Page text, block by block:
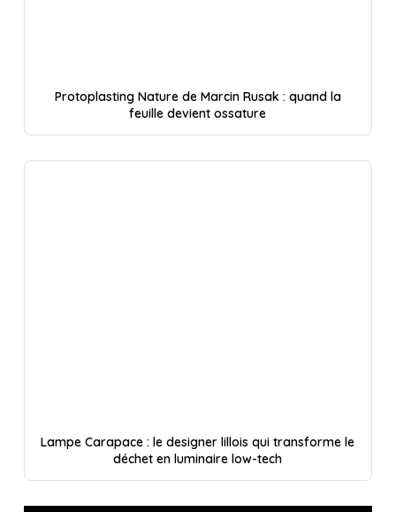
Protoplasting Nature de Marcin Rusak : quand la
feuille devient ossature
Lampe Carapace : le designer lillois qui transforme le
déchet en luminaire low-tech